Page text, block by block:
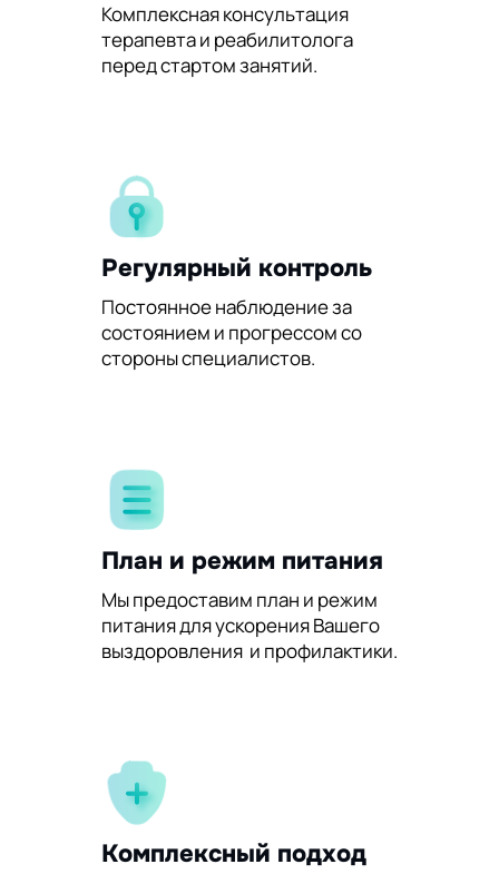
Комплексная консультация
терапевта и реабилитолога
перед стартом занятий.
Регулярный контроль
Постоянное наблюдение за
состоянием и прогрессом со
стороны специалистов.
План и режим питания
Мы предоставим план и режим
питания для ускорения Вашего
выздоровления и профилактики.
Комплексный подход